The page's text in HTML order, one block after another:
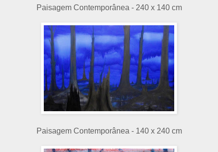
Paisagem Contemporânea - 240 x 140 cm
Paisagem Contemporânea - 140 x 240 cm